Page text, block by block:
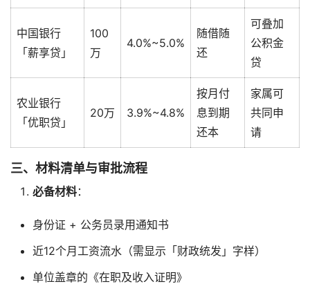
中国银行
「薪享贷」
100
万
4.0%~5.0%
随借随
还
可叠加
公积金
贷
农业银行
「优职贷」
20万 3.9%~4.8%
按月付
息到期
还本
家属可
共同申
请
三、材料清单与审批流程
必备材料：
身份证 + 公务员录用通知书
近12个月工资流水（需显示「财政统发」字样）
单位盖章的《在职及收入证明》